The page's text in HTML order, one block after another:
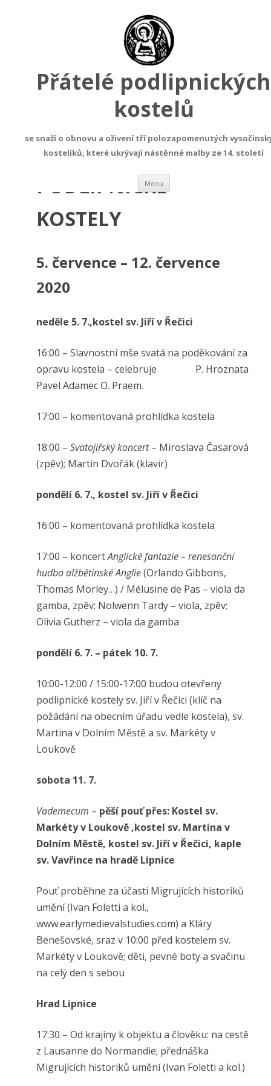
Přátelé podlipnických
kostelů
se snaží o obnovu a oživení tří polozapomenutých
kostelíků, které ukrývají nástěnné malby ze 14. století
Menu Přejít
obsahu
týden pro podlipnické kostely 2020
TÝDEN PRO
PODLIPNICKÉ
KOSTELY
5. července – 12. července
2020
neděle 5. 7.,kostel sv. Jiří v Řečici
16:00 – Slavnostní mše svatá na poděkování za
opravu kostela – celebruje P. Hroznata
Pavel Adamec O. Praem.
17:00 – komentovaná prohlídka kostela
18:00 – Svatojiřský koncert– Miroslava Časarová
(zpěv); Martin Dvořák (klavír)
pondělí 6. 7., kostel sv. Jiří v Řečici
16:00 – komentovaná prohlídka kostela
17:00 – koncertAnglické fantazie – renesanční
hudba alžbětinské Anglie(Orlando Gibbons,
Thomas Morley…) / Mélusine de Pas – viola da
gamba, zpěv; Nolwenn Tardy – viola, zpěv;
Olivia Gutherz – viola da gamba
pondělí 6. 7. – pátek 10. 7.
10:00-12:00 / 15:00-17:00 budou otevřeny
podlipnické kostely sv. Jiří v Řečici (klíč na
požádání na obecním úřadu vedle kostela), sv.
Martina v Dolním Městě a sv. Markéty v
Loukově
sobota 11. 7.
Vademecum – pěší pouť přes: Kostel sv.
Markéty v Loukově ,kostel sv. Martina v
Dolním Městě, kostel sv. Jiří v Řečici, kaple
sv. Vavřince na hradě Lipnice
Pouť proběhne za účasti Migrujících historiků
umění (Ivan Foletti a kol.,
www.earlymedievalstudies.com) a Kláry
Benešovské, sraz v 10:00 před kostelem sv.
Markéty v Loukově; děti, pevné boty a svačinu
na celý den s sebou
Hrad Lipnice
17:30 – Od krajiny k objektu a člověku: na cestě
z Lausanne do Normandie; přednáška
Migrujících historiků umění (Ivan Foletti a kol.)